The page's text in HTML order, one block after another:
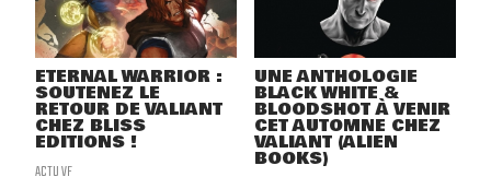
ETERNAL WARRIOR :
SOUTENEZ LE
RETOUR DE VALIANT
CHEZ BLISS
EDITIONS !
ACTU VF
UNE ANTHOLOGIE
BLACK WHITE &
BLOODSHOT À VENIR
CET AUTOMNE CHEZ
VALIANT (ALIEN
BOOKS)